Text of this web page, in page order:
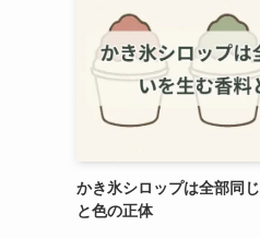
かき氷シロップは全部同
と色の正体